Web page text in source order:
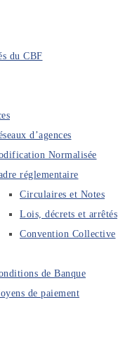
du CBF
d’agences
Normalisée
réglementaire
Circulaires et Notes
Lois, décrets et arrêtés
Convention Collective
de Banque
de paiement